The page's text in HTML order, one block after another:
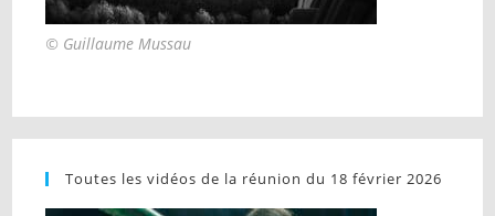
© Guillaume Mussau
Toutes les vidéos de la réunion du 18 février 2026